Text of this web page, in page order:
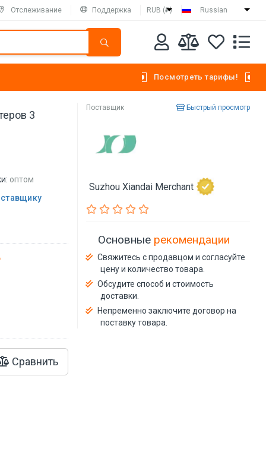
Отслеживание Поддержка RUB (₽) Russian
Посмотреть тарифы!
3
оптом
Сравнить
Поставщик Быстрый просмотр
Suzhou Xiandai Merchant
Основные рекомендации
Свяжитесь с продавцом и согласуйте
цену и количество товара.
Обсудите способ и стоимость
доставки.
Непременно заключите договор на
поставку товара.